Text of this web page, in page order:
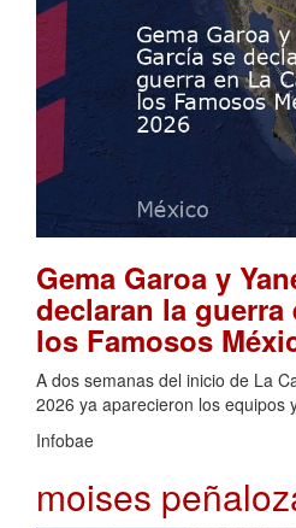
Gema Garoa y
declaran la guerra
los Famosos
A dos semanas del inicio de La
2026 ya aparecieron los equipos
Infobae
moises